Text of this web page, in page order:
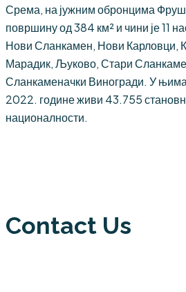
Срема, на јужним обронцима
површину од 384 км² и чини је 11
Нови Сланкамен, Нови Карловци,
Марадик, Љуково, Стари
Сланкаменачки Виногради. У
2022. године живи 43.755
националности.
Contact Us